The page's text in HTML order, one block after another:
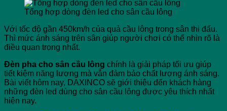
Tổng hợp dòng đèn led cho sân cầu lông
Với tốc độ gần 450km/h của quả cầu lông trong sân thi đấu.
Thì mức ánh sáng trên sân giúp người chơi có thể nhìn rõ là
điều quan trọng nhất.
Đèn pha cho sân cầu lông chính là giải pháp tối ưu giúp
tiết kiệm năng lượng mà vẫn đảm bảo chất lượng ánh sáng.
Bài viết hôm nay, DAXINCO sẽ giới thiệu đến khách hàng
những đèn led dùng cho sân cầu lông được yêu thích nhất
hiện nay.